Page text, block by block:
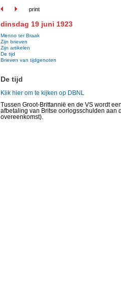
print
dinsdag 19 juni 1923
Menno ter Braak
Zijn brieven
Zijn artikelen
De tijd
Brieven van tijdgenoten
De tijd
Klik hier om te kijken op DBNL
Tussen Groot-Brittannië en de VS wordt
afbetaling van Britse oorlogsschulden aan
overeenkomst).